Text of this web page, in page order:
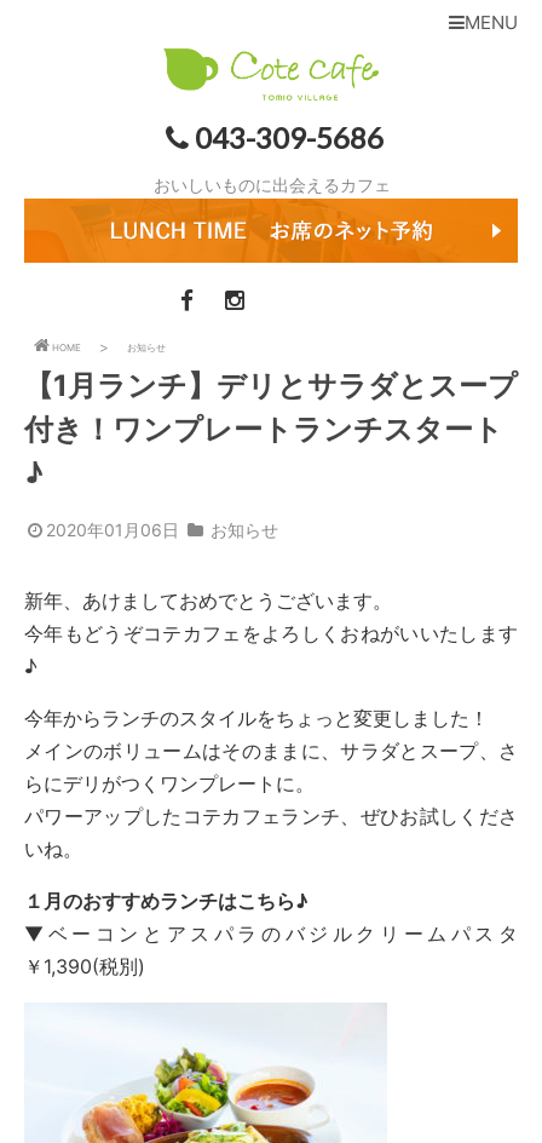
043-309-5686
おいしいものに出会えるカフェ
MENU
HOME お知らせ
【1月ランチ】デリとサラダとスープ
付き！ワンプレートランチスタート
♪
2020年01月06日 お知らせ
新年、あけましておめでとうございます。
今年もどうぞコテカフェをよろしくおねがいいたします
♪
今年からランチのスタイルをちょっと変更しました！
メインのボリュームはそのままに、サラダとスープ、さ
らにデリがつくワンプレートに。
パワーアップしたコテカフェランチ、ぜひお試しくださ
いね。
１月のおすすめランチはこちら♪
▼ベーコンとアスパラのバジルクリームパスタ
￥1,390(税別)